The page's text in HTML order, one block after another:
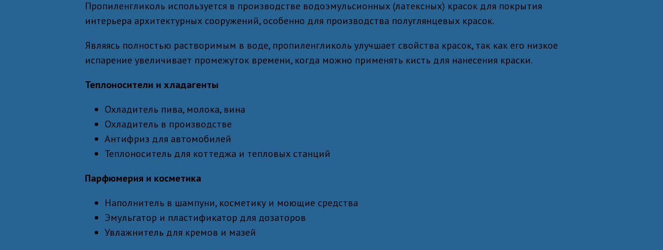
Пропиленгликоль используется в производстве водоэмульсионных (латексных) красок для покрытия
интерьера архитектурных сооружений, особенно для производства полуглянцевых красок.
Являясь полностью растворимым в воде, пропиленгликоль улучшает свойства красок, так как его низкое
испарение увеличивает промежуток времени, когда можно применять кисть для нанесения краски.
Теплоносители и хладагенты
Охладитель пива, молока, вина
Охладитель в производстве
Антифриз для автомобилей
Теплоноситель для коттеджа и тепловых станций
Парфюмерия и косметика
Наполнитель в шампуни, косметику и моющие средства
Эмульгатор и пластификатор для дозаторов
Увлажнитель для кремов и мазей